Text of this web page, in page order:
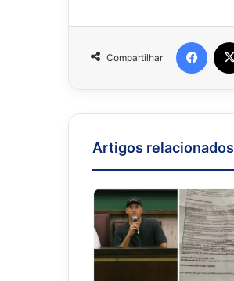
Compartilhar
Artigos relacionados